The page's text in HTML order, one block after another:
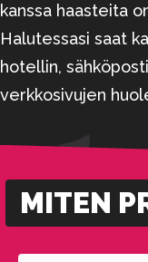
kanssa haasteita
Halutessasi saat
hotellin,
verkkosivujen
MITEN